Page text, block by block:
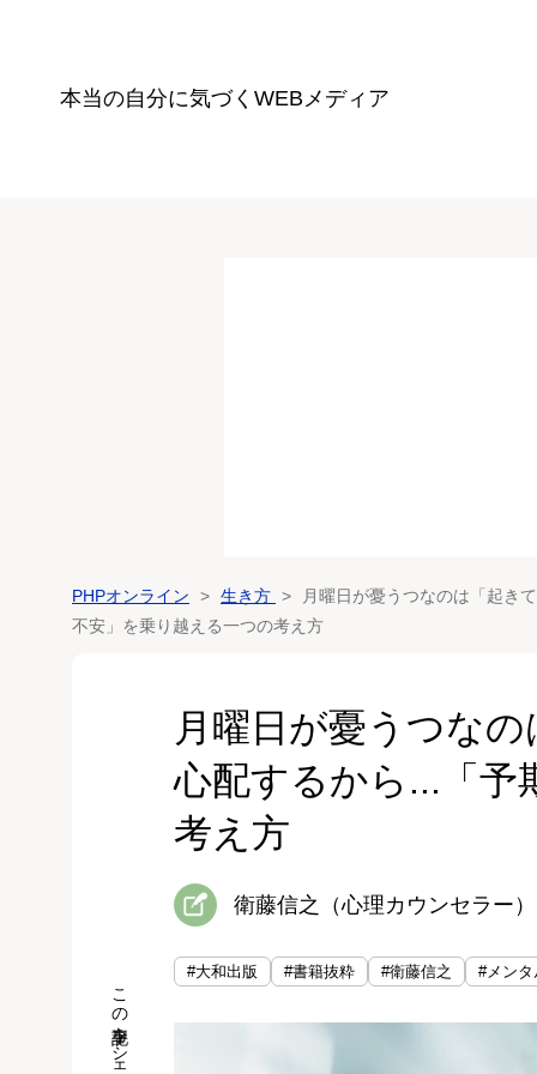
本当の自分に気づく WEBメディア
PHPオンライン 生き方
月曜日が憂うつなのは「起き
不安」を乗り越える一つの考え方
月曜日が憂うつな
心配するから...「予
考え方
衛藤信之（心理カウンセラー）
#大和出版 #書籍抜粋 #衛藤信之 #メン
この記事をシェア